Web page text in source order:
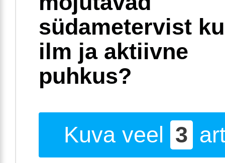
südametervist
ilm ja aktiivne
puhkus?
Kuva veel 3